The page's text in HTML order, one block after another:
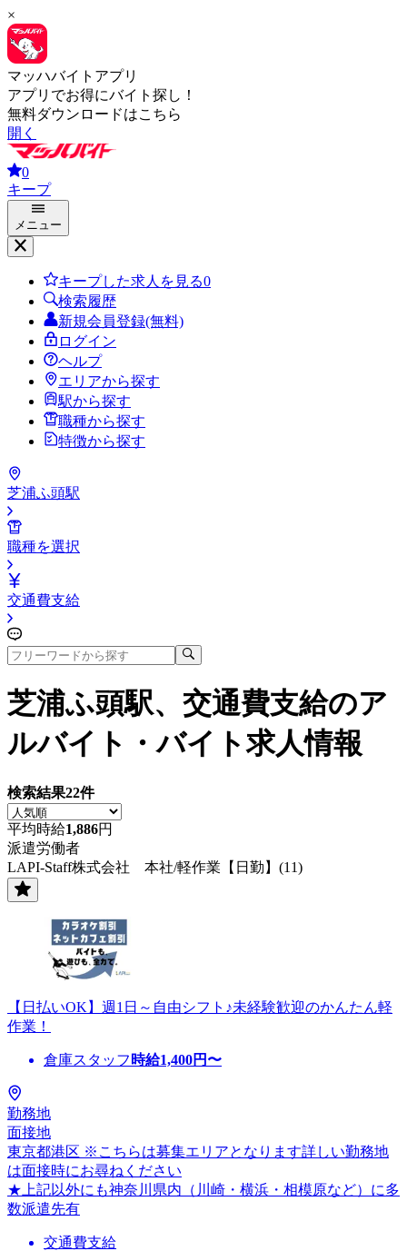
×
マッハバイトアプリ
アプリでお得にバイト探し！
無料ダウンロードはこちら
開く
0
キープ
メニュー
キープした求人を見る0
検索履歴
新規会員登録(無料)
ログイン
ヘルプ
エリアから探す
駅から探す
職種から探す
特徴から探す
芝浦ふ頭駅
職種を選択
交通費支給
芝浦ふ頭駅、交通費支給のア
ルバイト・バイト求人情報
検索結果22件
平均時給1,886円
派遣労働者
LAPI-Staff株式会社 本社/軽作業【日勤】(11)
【日払いOK】週1日～自由シフト♪未経験歓迎のかんたん軽
作業！
倉庫スタッフ 時給1,400円〜
勤務地
面接地
東京都港区 ※こちらは募集エリアとなります詳しい勤務地
は面接時にお尋ねください
★上記以外にも神奈川県内（川崎・横浜・相模原など）に多
数派遣先有
交通費支給